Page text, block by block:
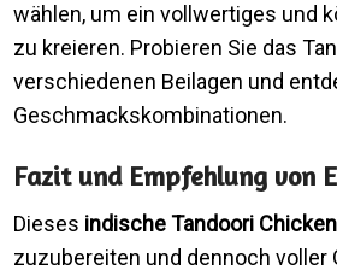
wählen, um ein vollwertiges und
zu kreieren. Probieren Sie das
verschiedenen Beilagen und
Geschmackskombinationen.
Fazit und Empfehlung von
Dieses indische Tandoori Chicken
zuzubereiten und dennoch voller